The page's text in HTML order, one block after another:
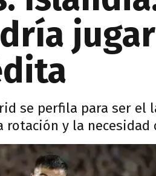
se perfila para ser el
y la necesidad